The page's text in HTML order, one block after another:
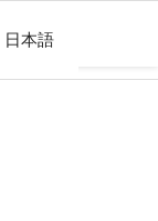
日本語